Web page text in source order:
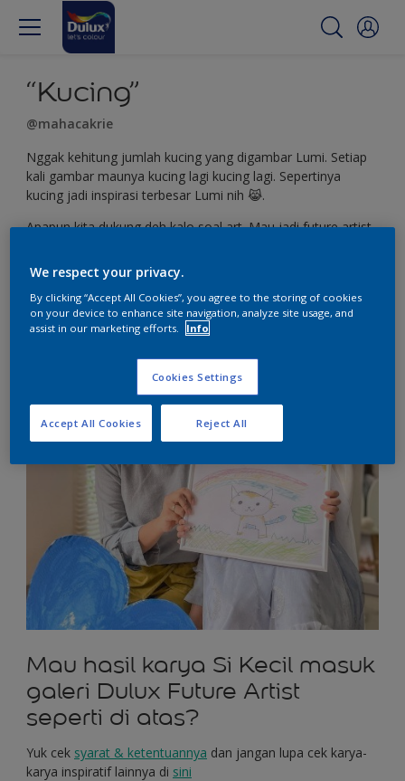
“Kucing”
@mahacakrie
Nggak kehitung jumlah kucing yang digambar Lumi. Setiap
kali gambar maunya kucing lagi kucing lagi. Sepertinya
kucing jadi inspirasi terbesar Lumi nih 😹.
Apapun kita dukung deh kalo soal art. Mau jadi future artist
Mau hasil karya Si Kecil masuk
galeri Dulux Future Artist
seperti di atas?
Yuk cek syarat & ketentuannya dan jangan lupa cek karya-
karya inspiratif lainnya di sini
We respect your privacy.
By clicking “Accept All Cookies”, you agree to the storing of cookies
on your device to enhance site navigation, analyze site usage, and
assist in our marketing efforts.
Info
Cookies Settings
Reject All
Accept All Cookies